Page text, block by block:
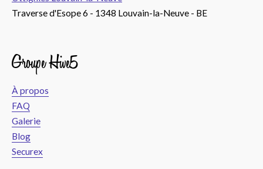
Traverse d'Esope 6 - 1348 Louvain-la-Neuve - BE
Groupe Hive5
À propos
FAQ
Galerie
Blog
Securex